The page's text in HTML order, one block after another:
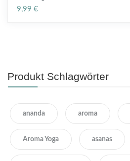
9,99 €
Produkt Schlagwörter
ananda aroma
Aroma Yoga asanas